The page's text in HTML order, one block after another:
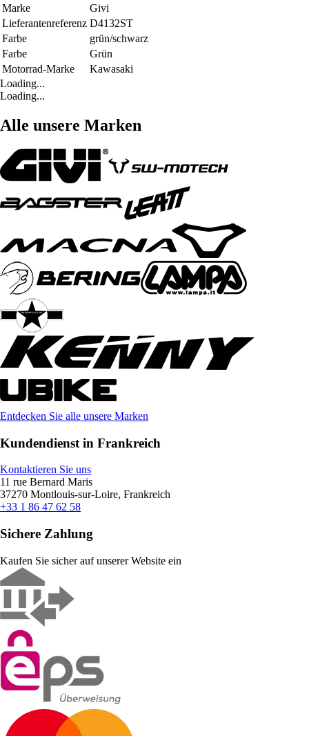
Marke
Givi
Lieferantenreferenz D4132ST
Farbe
grün/schwarz
Farbe
Grün
Motorrad-Marke
Kawasaki
Loading...
Loading...
Alle unsere Marken
Entdecken Sie alle unsere Marken
Kundendienst in Frankreich
Kontaktieren Sie uns
11 rue Bernard Maris
37270 Montlouis-sur-Loire, Frankreich
+33 1 86 47 62 58
Sichere Zahlung
Kaufen Sie sicher auf unserer Website ein